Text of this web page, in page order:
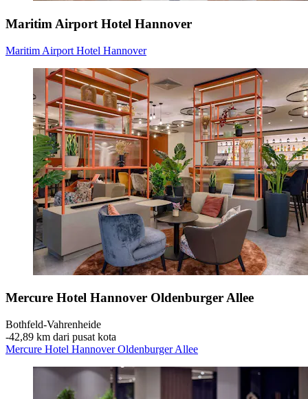
Maritim Airport Hotel Hannover
Maritim Airport Hotel Hannover
Mercure Hotel Hannover Oldenburger Allee
Bothfeld-Vahrenheide
‐42,89 km dari pusat kota
Mercure Hotel Hannover Oldenburger Allee